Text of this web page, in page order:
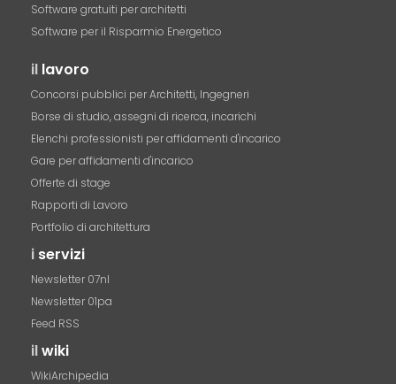
Software gratuiti per architetti
Software per il Risparmio Energetico
il lavoro
Concorsi pubblici per Architetti, Ingegneri
Borse di studio, assegni di ricerca, incarichi
Elenchi professionisti per affidamenti d'incarico
Gare per affidamenti d'incarico
Offerte di stage
Rapporti di Lavoro
Portfolio di architettura
i servizi
Newsletter 07nl
Newsletter 01pa
Feed RSS
ilwiki
WikiArchipedia